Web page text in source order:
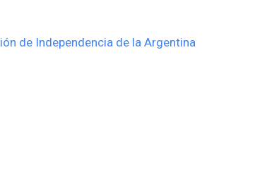
de Independencia de la Argentina